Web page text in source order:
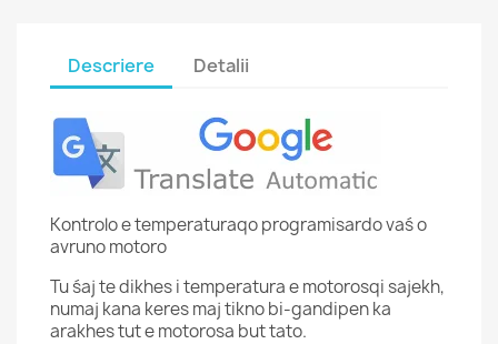
Descriere Detalii
Kontrolo e temperaturaqo programisardo vaś o
avruno motoro
Tu śaj te dikhes i temperatura e motorosqi sajekh,
numaj kana keres maj tikno bi-gandipen ka
arakhes tut e motorosa but tato.